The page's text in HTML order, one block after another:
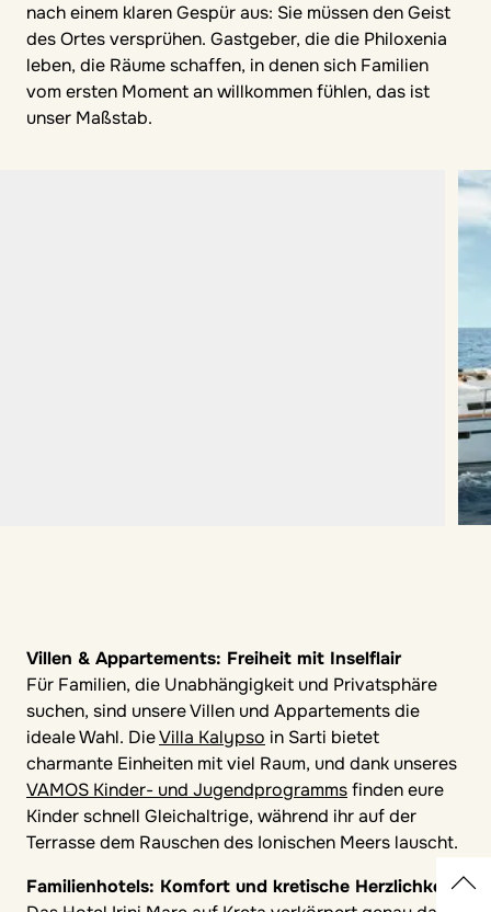
Regionen
nach einem klaren Gespür aus: Sie müssen den Geist
des Ortes versprühen. Gastgeber, die die Philoxenia
leben, die Räume schaffen, in denen sich Familien
vom ersten Moment an willkommen fühlen, das ist
unser Maßstab.
Villen & Appartements: Freiheit mit Inselflair
Für Familien, die Unabhängigkeit und Privatsphäre
suchen, sind unsere Villen und Appartements die
ideale Wahl. DieVilla Kalypso in Sarti bietet
charmante Einheiten mit viel Raum, und dank unseres
VAMOS Kinder- und Jugendprogrammsfinden eure
Kinder schnell Gleichaltrige, während ihr auf der
Terrasse dem Rauschen des Ionischen Meers lauscht.
Familienhotels: Komfort und kretische Herzlichkeit